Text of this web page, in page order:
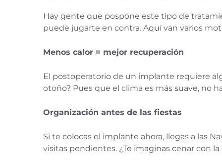
Hay gente que pospone este tipo de
puede jugarte en contra. Aquí van varios
Menos calor = mejor recuperación
El postoperatorio de un implante requiere
otoño? Pues que el clima es más suave, no
Organización antes de las fiestas
Si te colocas el implante ahora, llegas a las
visitas pendientes. ¿Te imaginas cenar con